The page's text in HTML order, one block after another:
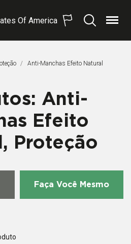
Of America
ProcurarMenu
Página Atual:
Anti-Manchas Efeito Natural
Anti-
Efeito
Proteção
Faça Você Mesmo